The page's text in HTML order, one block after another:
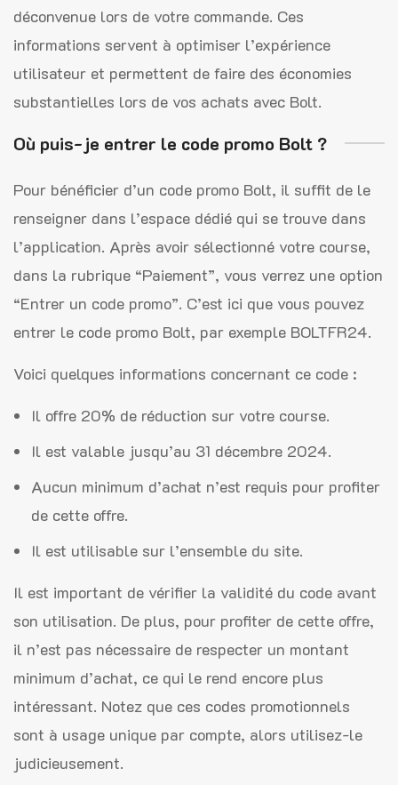
déconvenue lors de votre commande. Ces
informations servent à optimiser l’expérience
utilisateur et permettent de faire des économies
substantielles lors de vos achats avec Bolt.
Où puis-je entrer le code promo Bolt ?
Pour bénéficier d’un code promo Bolt, il suffit de le
renseigner dans l’espace dédié qui se trouve dans
l’application. Après avoir sélectionné votre course,
dans la rubrique “Paiement”, vous verrez une option
“Entrer un code promo”. C’est ici que vous pouvez
entrer le code promo Bolt, par exemple BOLTFR24.
Voici quelques informations concernant ce code :
Il offre 20% de réduction sur votre course.
Il est valable jusqu’au 31 décembre 2024.
Aucun minimum d’achat n’est requis pour profiter
de cette offre.
Il est utilisable sur l’ensemble du site.
Il est important de vérifier la validité du code avant
son utilisation. De plus, pour profiter de cette offre,
il n’est pas nécessaire de respecter un montant
minimum d’achat, ce qui le rend encore plus
intéressant. Notez que ces codes promotionnels
sont à usage unique par compte, alors utilisez-le
judicieusement.